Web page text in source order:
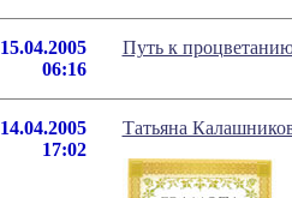
15.04.2005
06:16
Путь к
14.04.2005
17:02
Татьяна